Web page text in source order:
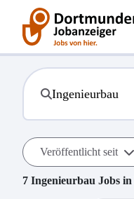
Veröffentlicht seit
7 Ingenieurbau Jobs in